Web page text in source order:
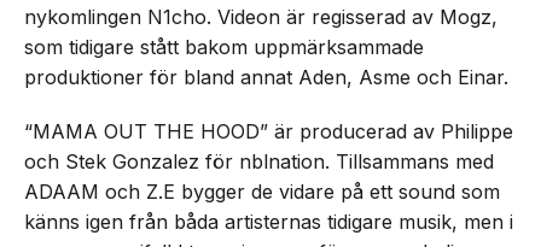
nykomlingen N1cho. Videon är regisserad av Mogz,
som tidigare stått bakom uppmärksammade
produktioner för bland annat Aden, Asme och Einar.
“MAMA OUT THE HOOD” är producerad av Philippe
och Stek Gonzalez för nblnation. Tillsammans med
ADAAM och Z.E bygger de vidare på ett sound som
känns igen från båda artisternas tidigare musik, men i